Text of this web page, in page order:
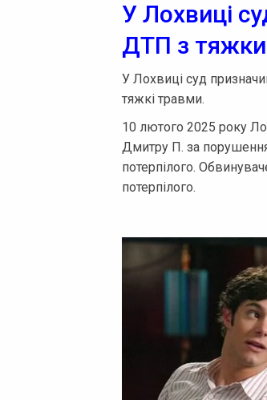
У Лохвиці
ДТП з
У Лохвиці суд
тяжкі травми.
10 лютого 2025 року
Дмитру П. за
потерпілого.
потерпілого.